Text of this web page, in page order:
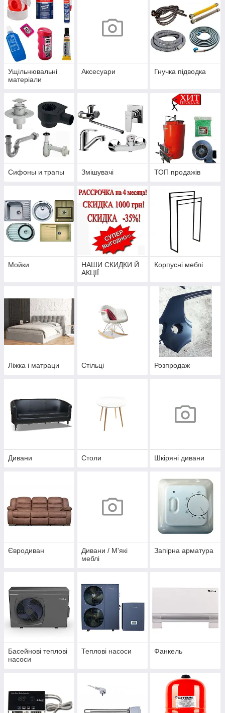
Ущільнювальні
матеріали
Аксесуари Гнучка підводка
Сифоны и трапы Змішувачі ТОП продажів
Мойки
НАШИ СКИДКИ Й
АКЦІЇ
Корпусні меблі
Ліжка і матраци Стільці Розпродаж
Дивани Столи Шкіряні дивани
Євродиван
Дивани / М'які
меблі
Запірна арматура
Басейнові теплові
насоси
Теплові насоси Фанкель